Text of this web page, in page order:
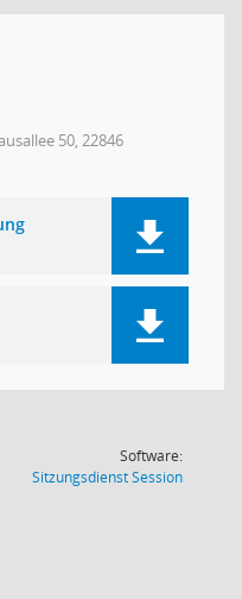
50, 22846
Software:
SitzungsdienstSession(Wird in